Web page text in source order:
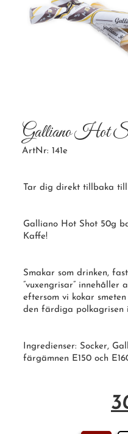
Galliano Hot
ArtNr: 141e
Tar dig direkt tillbaka
Galliano Hot Shot 50g
Kaffe!
Smakar som drinken,
”vuxengrisar” innehåller
eftersom vi kokar
den färdiga polkagrisen
Ingredienser: Socker,
färgämnen E150 och